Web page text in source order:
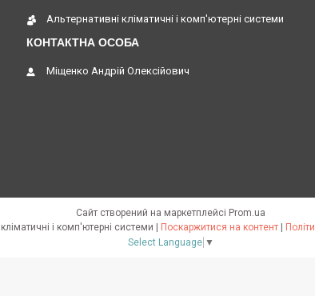
Альтернативні кліматичні і комп'ютерні системи
Міщенко Андрій Олексійович
Сайт створений на маркетплейсі Prom.ua
Поскаржитися на контент
Select Language ▼